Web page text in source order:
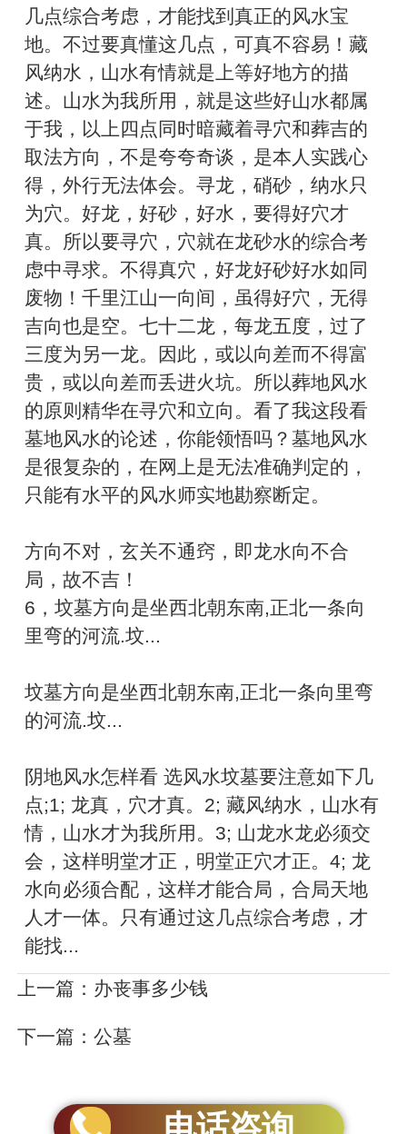
几点综合考虑，才能找到真正的风水宝
地。不过要真懂这几点，可真不容易！藏
风纳水，山水有情就是上等好地方的描
述。山水为我所用，就是这些好山水都属
于我，以上四点同时暗藏着寻穴和葬吉的
取法方向，不是夸夸奇谈，是本人实践心
得，外行无法体会。寻龙，硝砂，纳水只
为穴。好龙，好砂，好水，要得好穴才
真。所以要寻穴，穴就在龙砂水的综合考
虑中寻求。不得真穴，好龙好砂好水如同
废物！千里江山一向间，虽得好穴，无得
吉向也是空。七十二龙，每龙五度，过了
三度为另一龙。因此，或以向差而不得富
贵，或以向差而丢进火坑。所以葬地风水
的原则精华在寻穴和立向。看了我这段看
墓地风水的论述，你能领悟吗？墓地风水
是很复杂的，在网上是无法准确判定的，
只能有水平的风水师实地勘察断定。
方向不对，玄关不通窍，即龙水向不合
局，故不吉！
6，坟墓方向是坐西北朝东南,正北一条向
里弯的河流.坟...
坟墓方向是坐西北朝东南,正北一条向里弯
的河流.坟...
阴地风水怎样看 选风水坟墓要注意如下几
点;1; 龙真，穴才真。2; 藏风纳水，山水有
情，山水才为我所用。3; 山龙水龙必须交
会，这样明堂才正，明堂正穴才正。4; 龙
水向必须合配，这样才能合局，合局天地
人才一体。只有通过这几点综合考虑，才
能找...
上一篇： 办丧事多少钱
下一篇：公墓